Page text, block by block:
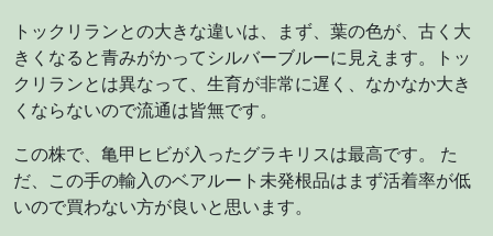
トックリランとの大きな違いは、まず、葉の色が、古く大
きくなると青みがかってシルバーブルーに見えます。トッ
クリランとは異なって、生育が非常に遅く、なかなか大き
くならないので流通は皆無です。
この株で、亀甲ヒビが入ったグラキリスは最高です。 た
だ、この手の輸入のベアルート未発根品はまず活着率が低
いので買わない方が良いと思います。